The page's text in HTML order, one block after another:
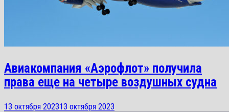
Авиакомпания «Аэрофлот» получила
права еще на четыре воздушных судна
13 октября 202313 октября 2023